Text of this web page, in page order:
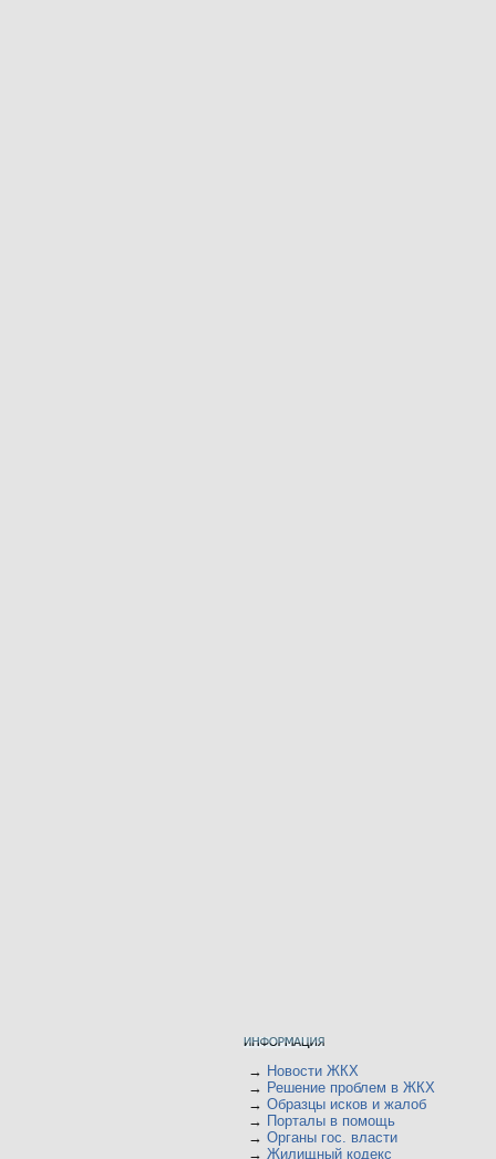
→ Новости ЖКХ
→ Решение проблем в ЖКХ
→ Образцы исков и жалоб
→ Порталы в помощь
→ Органы гос. власти
→ Жилищный кодекс